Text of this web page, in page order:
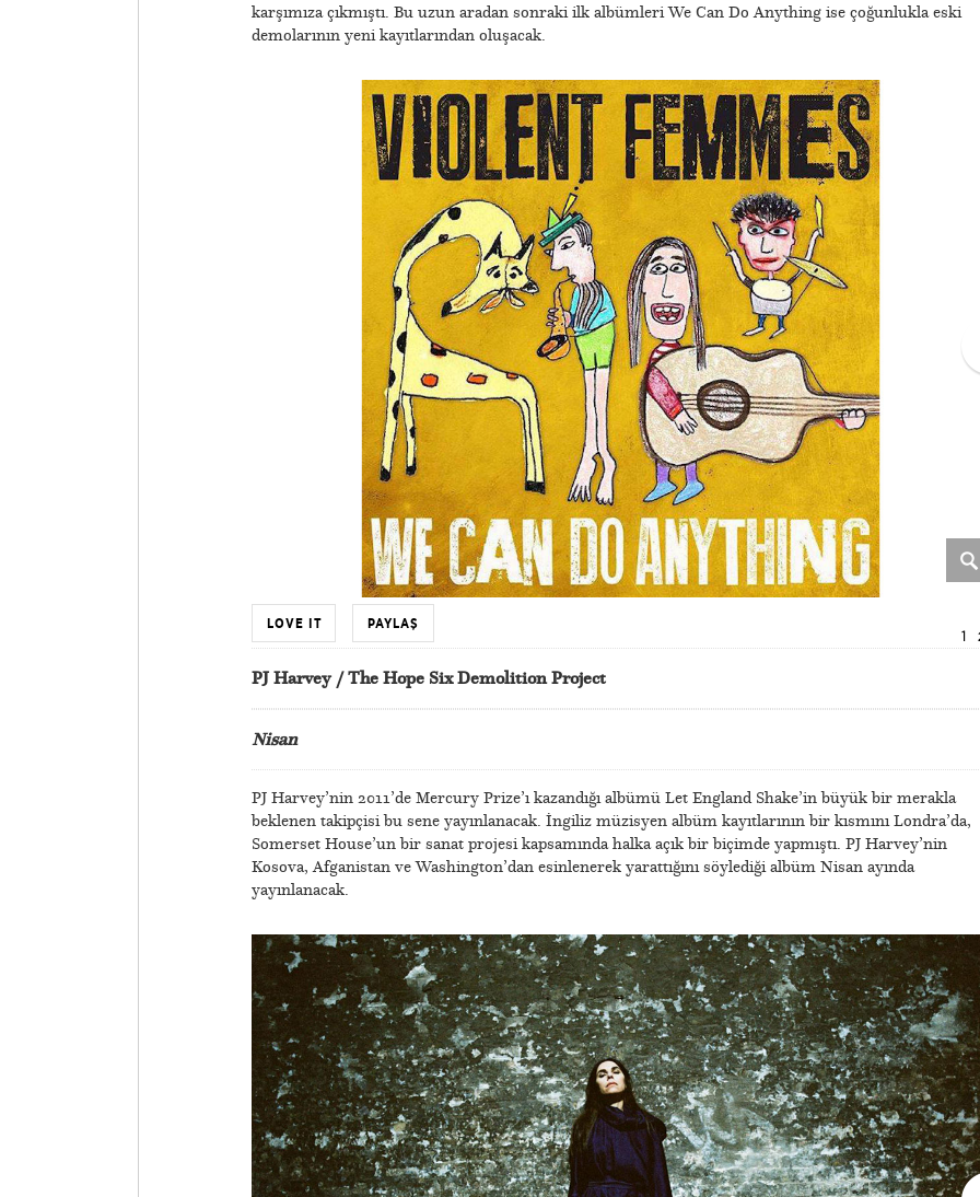
karşımıza çıkmıştı. Bu uzun aradan sonraki ilk albümleri We Can Do Anything ise çoğunlukla eski
demolarının yeni kayıtlarından oluşacak.
1
LOVE IT PAYLAŞ
PJ Harvey / The Hope Six Demolition Project
Nisan
PJ Harvey’nin 2011’de Mercury Prize’ı kazandığı albümü Let England Shake’in büyük bir merakla
beklenen takipçisi bu sene yayınlanacak. İngiliz müzisyen albüm kayıtlarının bir kısmını Londra’da,
Somerset House’un bir sanat projesi kapsamında halka açık bir biçimde yapmıştı. PJ Harvey’nin
Kosova, Afganistan ve Washington’dan esinlenerek yarattığını söylediği albüm Nisan ayında
yayınlanacak.